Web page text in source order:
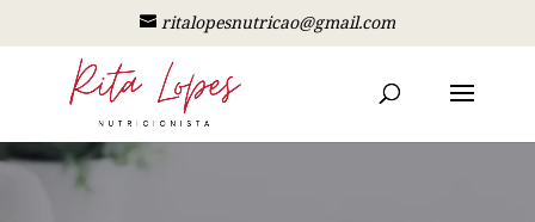
ritalopesnutricao@gmail.com